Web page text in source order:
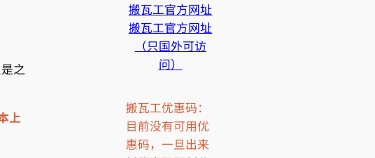
之
上
搬瓦工官方网址
搬瓦工官方网址
（只国外可访
问）
搬瓦工优惠码：
目前没有可用优
惠码，一旦出来